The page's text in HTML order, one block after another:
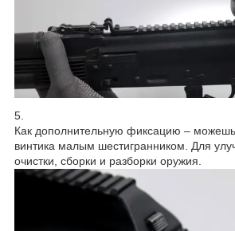
5.
Как дополнительную фиксацию – можешь
винтика малым шестигранником. Для
очистки, сборки и разборки оружия.